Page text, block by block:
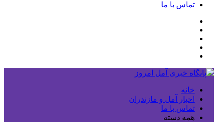
تماس با ما
خانه
اخبار آمل و مازندران
تماس با ما
همه دسته